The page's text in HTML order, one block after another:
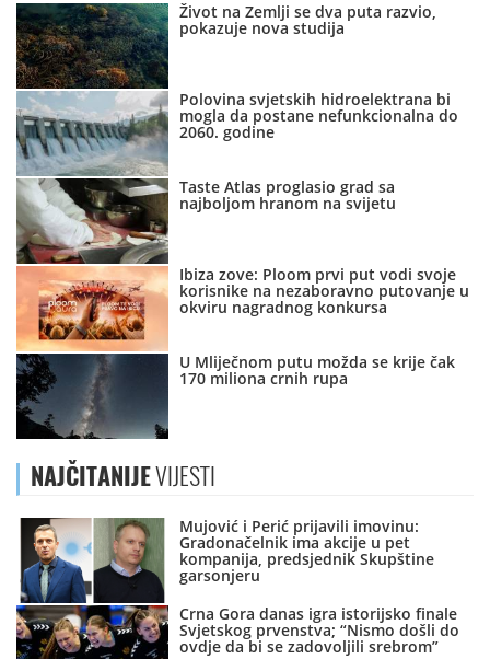
Život na Zemlji se dva puta razvio,
pokazuje nova studija
Polovina svjetskih hidroelektrana bi
mogla da postane nefunkcionalna do
2060. godine
Taste Atlas proglasio grad sa
najboljom hranom na svijetu
Ibiza zove: Ploom prvi put vodi svoje
korisnike na nezaboravno putovanje u
okviru nagradnog konkursa
U Mliječnom putu možda se krije čak
170 miliona crnih rupa
NAJČITANIJEVIJESTI
Mujović i Perić prijavili imovinu:
Gradonačelnik ima akcije u pet
kompanija, predsjednik Skupštine
garsonjeru
Crna Gora danas igra istorijsko finale
Svjetskog prvenstva; “Nismo došli do
ovdje da bi se zadovoljili srebrom”